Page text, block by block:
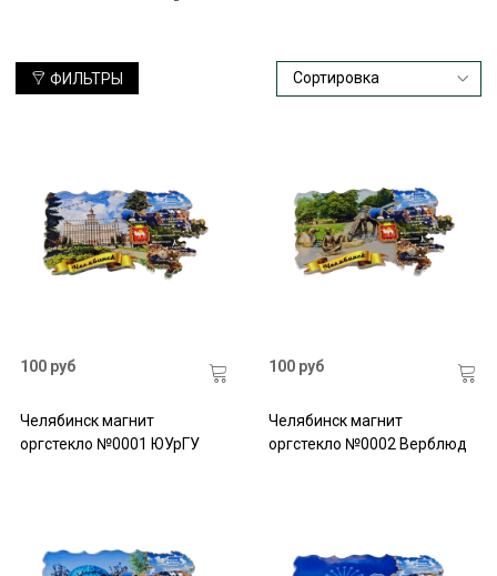
ФИЛЬТРЫ
100 руб
Челябинск магнит
оргстекло №0001 ЮУрГУ
100 руб
Челябинск магнит
оргстекло №0002 Верблюд